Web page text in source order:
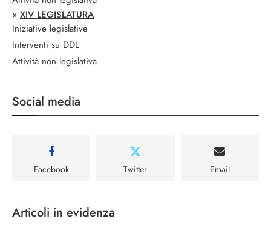
» XIV LEGISLATURA
Iniziative legislative
Interventi su DDL
Attività non legislativa
Social media
Facebook Twitter Email
Articoli in evidenza